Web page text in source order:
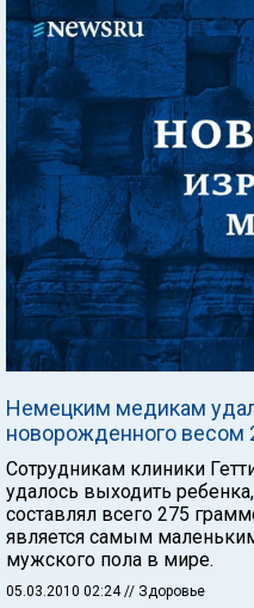
Немецким медикам
новорожденного весом
Сотрудникам клиники
удалось выходить
составлял всего 275
является самым
мужского пола в мире.
05.03.2010 02:24// Здоровье